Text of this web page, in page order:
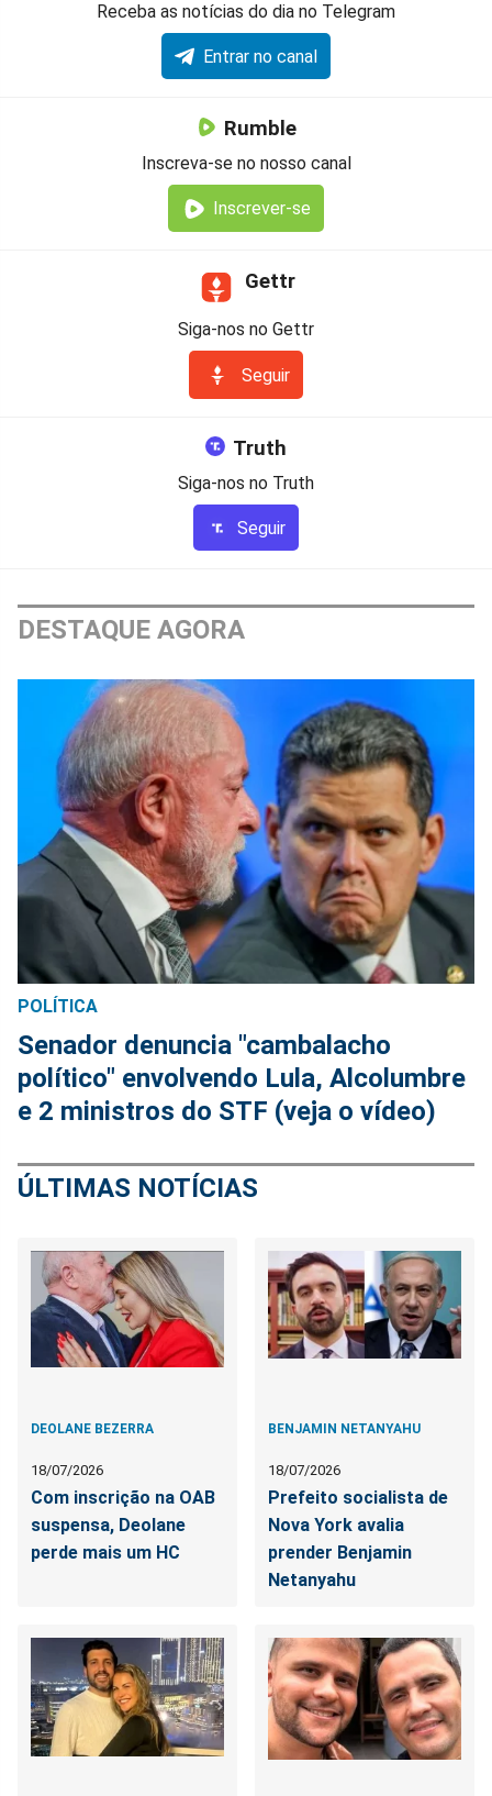
Receba as notícias do dia no Telegram
Entrar no canal
Rumble
Inscreva-se no nosso canal
Inscrever-se
Gettr
Siga-nos no Gettr
Seguir
Truth
Siga-nos no Truth
Seguir
DESTAQUE AGORA
POLÍTICA
Senador denuncia "cambalacho
político" envolvendo Lula, Alcolumbre
e 2 ministros do STF (veja o vídeo)
ÚLTIMAS NOTÍCIAS
DEOLANE BEZERRA
18/07/2026
Com inscrição na OAB
suspensa, Deolane
perde mais um HC
BENJAMIN NETANYAHU
18/07/2026
Prefeito socialista de
Nova York avalia
prender Benjamin
Netanyahu